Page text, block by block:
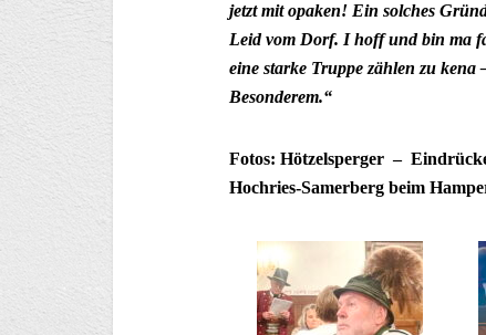
jetzt mit opaken! Ein solches
Leid vom Dorf. I hoff und bin ma
eine starke Truppe zählen zu kena
Besonderem.“
Fotos: Hötzelsperger –
Hochries-Samerberg beim